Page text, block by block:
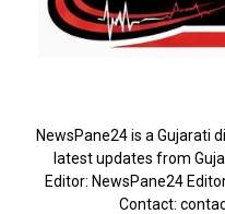
NewsPane24 is a Gujarati
latest updates from
Editor: NewsPane24
Contact: